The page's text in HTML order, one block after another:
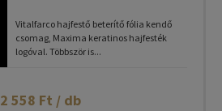
Vitalfarco hajfestő beterítő fólia kendő
csomag, Maxima keratinos hajfesték
logóval. Többször is...
2 558 Ft / db